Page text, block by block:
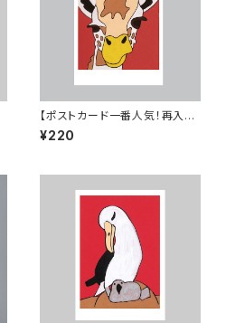
【ポストカード一番人気！再入
荷】こどものキリン
¥220